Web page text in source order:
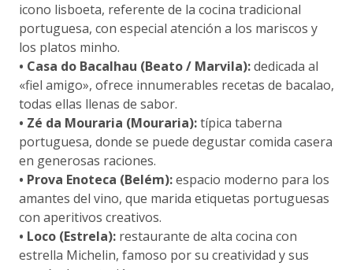
icono lisboeta, referente de la cocina tradicional
portuguesa, con especial atención a los mariscos y
los platos minho.
• Casa do Bacalhau (Beato / Marvila):dedicada al
«fiel amigo», ofrece innumerables recetas de bacalao,
todas ellas llenas de sabor.
• Zé da Mouraria (Mouraria):típica taberna
portuguesa, donde se puede degustar comida casera
en generosas raciones.
• Prova Enoteca (Belém):espacio moderno para los
amantes del vino, que marida etiquetas portuguesas
con aperitivos creativos.
• Loco (Estrela): restaurante de alta cocina con
estrella Michelin, famoso por su creatividad y sus